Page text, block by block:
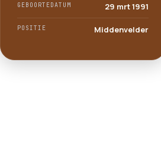
GEBOORTEDATUM 29 mrt 1991
POSITIE Middenvelder